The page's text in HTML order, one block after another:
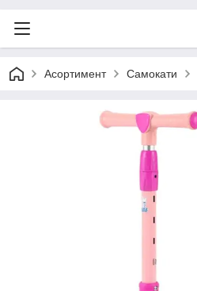
Асортимент Самокати